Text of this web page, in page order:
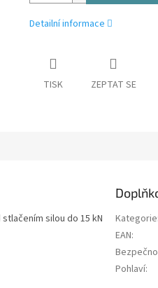
Detailní informace
TISK ZEPTAT SE
silou do 15 kN
Kategorie
EAN:
Pohlaví: